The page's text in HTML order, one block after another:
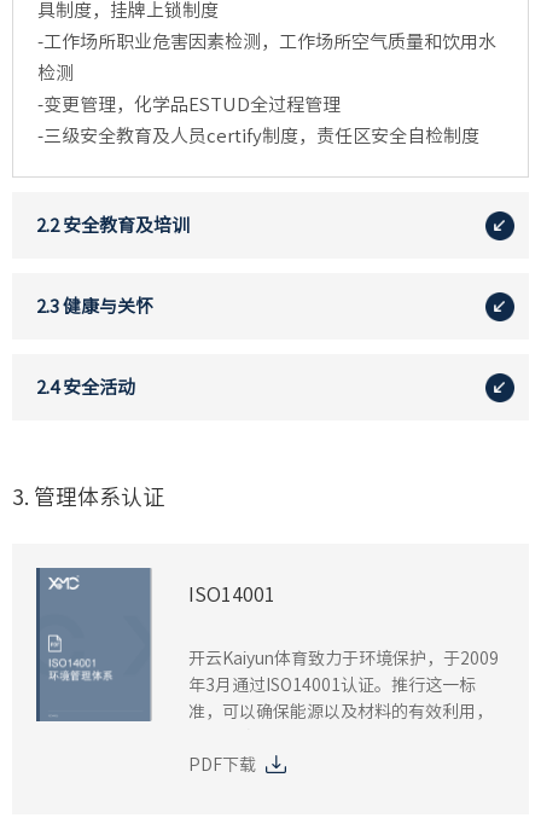
具制度，挂牌上锁制度
-工作场所职业危害因素检测，工作场所空气质量和饮用水
检测
-变更管理，化学品ESTUD全过程管理
-三级安全教育及人员certify制度，责任区安全自检制度
2.2 安全教育及培训
2.3 健康与关怀
2.4 安全活动
3. 管理体系认证
ISO14001
开云Kaiyun体育致力于环境保护，于2009
年3月通过ISO14001认证。推行这一标
准，可以确保能源以及材料的有效利用，
PDF下载